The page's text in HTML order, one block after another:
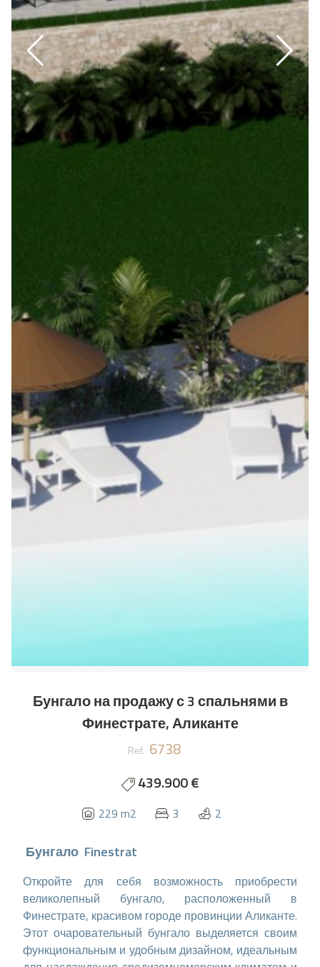
Бунгало на продажу с 3 спальнями в
Финестрате, Аликанте
Ref. 6738
439.900 €
229 m2 3 2
Бунгало Finestrat
Откройте для себя возможность приобрести
великолепный бунгало, расположенный в
Финестрате, красивом городе провинции Аликанте.
Этот очаровательный бунгало выделяется своим
функциональным и удобным дизайном, идеальным